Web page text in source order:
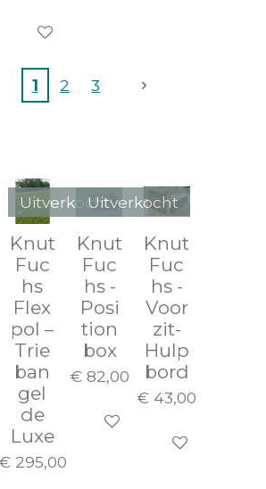
In winkelwagen
1 2 3
Knut
Fuc
hs
Flex
pol –
Trie
ban
gel
de
Luxe
295,00
Uitverkocht
Knut
Fuc
hs -
Posi
tion
box
€ 82,00
Houd mij op de hoogte
Uitverkocht
Knut
Fuc
hs -
Voor
zit-
Hulp
bord
€ 43,00
Houd mij op